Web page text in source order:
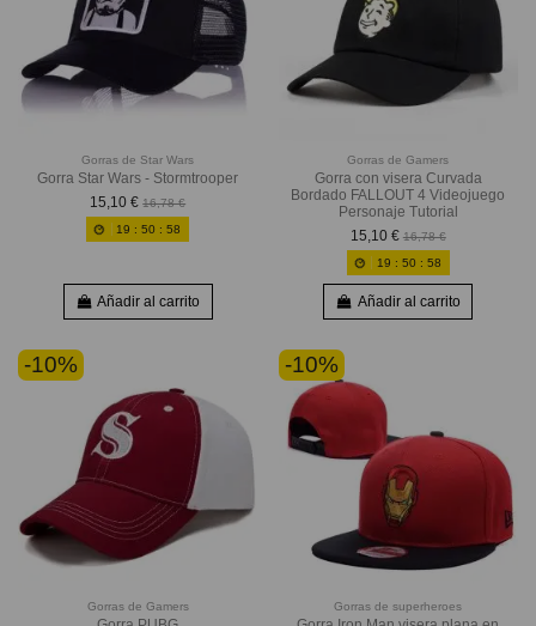
Gorras de Star Wars
Gorra Star Wars - Stormtrooper
15,10 € 16,78 €
19 :50 :56
Añadir al carrito
Gorras de Gamers
Gorra con visera Curvada
Bordado FALLOUT 4 Videojuego
Personaje Tutorial
15,10 € 16,78 €
19 : 50 : 56
Añadir al carrito
-10%
Gorras de Gamers
-10%
Gorras de superheroes